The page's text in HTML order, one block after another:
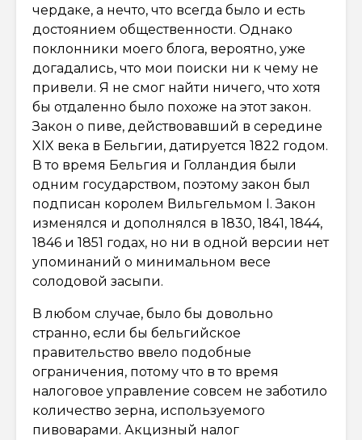
чердаке, а нечто, что всегда было и есть
достоянием общественности. Однако
поклонники моего блога, вероятно, уже
догадались, что мои поиски ни к чему не
привели. Я не смог найти ничего, что хотя
бы отдаленно было похоже на этот закон.
Закон о пиве, действовавший в середине
XIX века в Бельгии, датируется 1822 годом.
В то время Бельгия и Голландия были
одним государством, поэтому закон был
подписан королем Вильгельмом I. Закон
изменялся и дополнялся в 1830, 1841, 1844,
1846 и 1851 годах, но ни в одной версии нет
упоминаний о минимальном весе
солодовой засыпи.
В любом случае, было бы довольно
странно, если бы бельгийское
правительство ввело подобные
ограничения, потому что в то время
налоговое управление совсем не заботило
количество зерна, используемого
пивоварами. Акцизный налог